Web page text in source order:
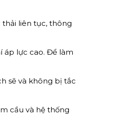
liên tục, thông
áp lực cao. Để làm
sẽ và không bị tắc
cầu và hệ thống